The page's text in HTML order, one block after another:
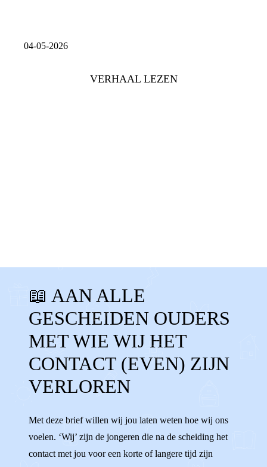
04-05-2026
VERHAAL LEZEN
CONTACTVERLIES
CONTACT VERLOREN
GEEN CONTACT OUDERS NIET ZIEN
AANDACHT KWIJT
📖 AAN ALLE
GESCHEIDEN OUDERS
MET WIE WIJ HET
CONTACT (EVEN) ZIJN
VERLOREN
Met deze brief willen wij jou laten weten hoe wij ons
voelen. ‘Wij’ zijn de jongeren die na de scheiding het
contact met jou voor een korte of langere tijd zijn